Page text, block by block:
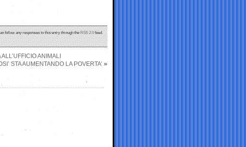
follow any responses to this entry through theRSS 2.0feed.
ANIMALI
STA AUMENTANDO LA POVERTA’ »